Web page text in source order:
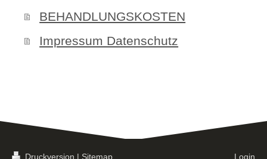
BEHANDLUNGSKOSTEN
Impressum Datenschutz
Druckversion | Sitemap Login